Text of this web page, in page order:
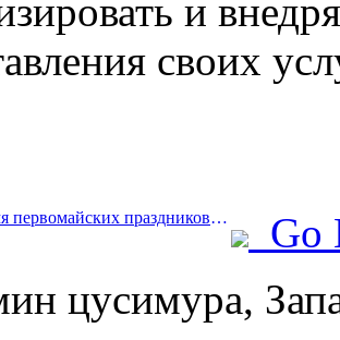
и
своих
Prev:Во время первомайских праздников по железной дороге в дельте реки Янцзы было перевезено более 21,38 миллиона пассажиров.
Go
цусимура,